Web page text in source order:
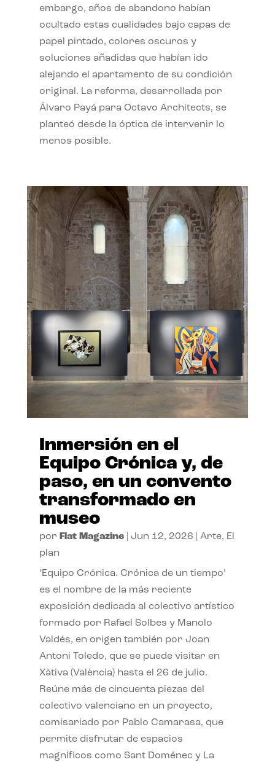
embargo, años de abandono habían
ocultado estas cualidades bajo capas de
papel pintado, colores oscuros y
soluciones añadidas que habían ido
alejando el apartamento de su condición
original. La reforma, desarrollada por
Álvaro Payá para Octavo Architects, se
planteó desde la óptica de intervenir lo
menos posible.
Inmersión en el
Equipo Crónica y, de
paso, en un convento
transformado en
museo
por Flat Magazine| Jun 12, 2026 Arte, El
plan
‘Equipo Crónica. Crónica de un tiempo’
es el nombre de la más reciente
exposición dedicada al colectivo artístico
formado por Rafael Solbes y Manolo
Valdés, en origen también por Joan
Antoni Toledo, que se puede visitar en
Xàtiva (València) hasta el 26 de julio.
Reúne más de cincuenta piezas del
colectivo valenciano en un proyecto,
comisariado por Pablo Camarasa, que
permite disfrutar de espacios
magníficos como Sant Doménec y La